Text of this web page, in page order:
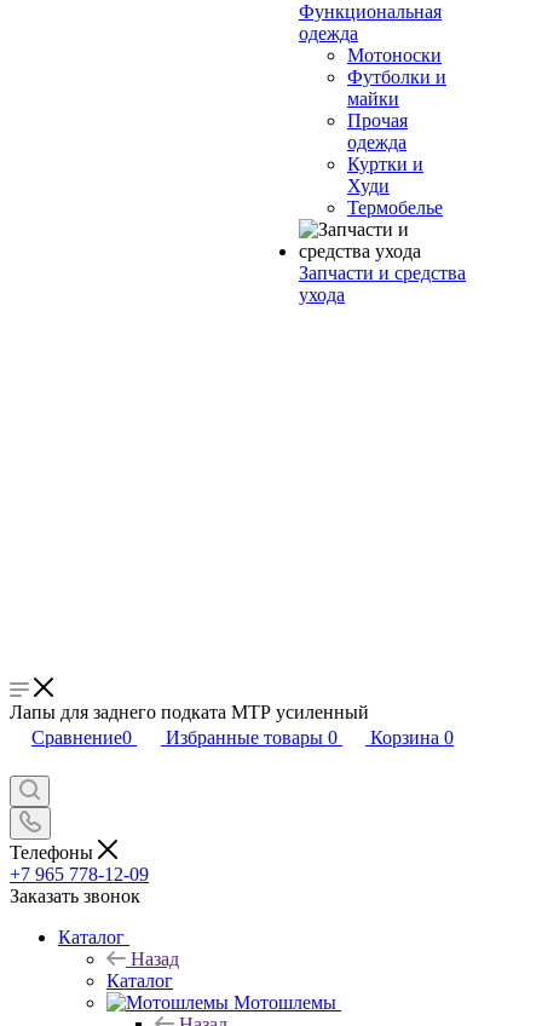
Функциональная
одежда
Мотоноски
Футболки и
майки
Прочая
одежда
Куртки и
Худи
Термобелье
Запчасти и средства
ухода
Лапы для заднего подката МТР усиленный
Сравнение0 Избранные товары 0 Корзина 0
Телефоны
+7 965 778-12-09
Заказать звонок
Каталог
Назад
Каталог
Мотошлемы